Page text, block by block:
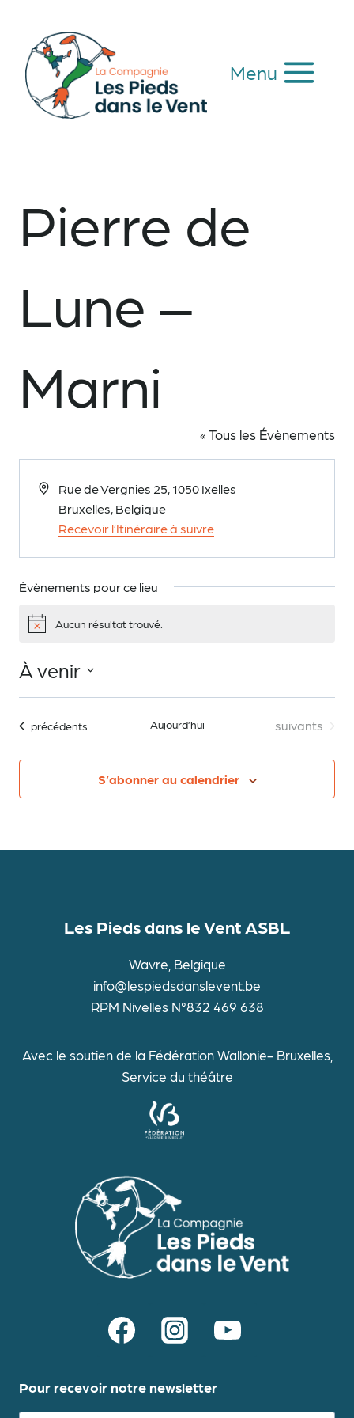
contenu
Menu
Pierre de
Lune –
Marni
« Tous les Évènements
Adresse
Rue de Vergnies 25, 1050 Ixelles
Bruxelles, Belgique
Recevoir l’Itinéraire à suivre
Évènements pour ce lieu
NoticeAucun résultat trouvé.
À venir
Sélectionnez
date.
Évènements
précédents Aujourd’hui Évènements
suivants
S’abonner au calendrier
Les Pieds dans le Vent ASBL
Wavre, Belgique
info@lespiedsdanslevent.be
RPM Nivelles N°832 469 638
Avec le soutien de la Fédération Wallonie- Bruxelles,
Service du théâtre
Pour recevoir notre newsletter